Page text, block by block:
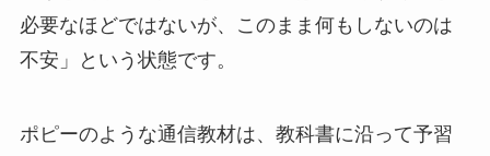
必要なほどではないが、このまま何もしないのは
不安」という状態です。
ポピーのような通信教材は、教科書に沿って予習